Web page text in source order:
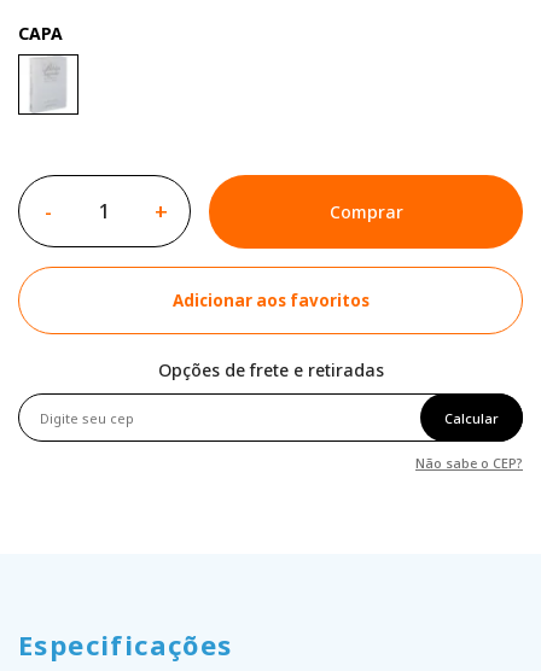
CAPA
- + Comprar
Adicionar aos favoritos
Opções de frete e retiradas
Calcular
Não sabe o CEP?
Especificações